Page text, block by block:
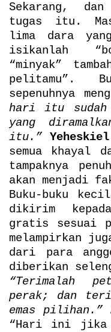
Sekarang,
tugas itu.
lima dara
isikanlah
“minyak”
pelitamu”.
sepenuhnya
hari itu
yang
itu.”
semua khayal
tampaknya
akan menjadi
Buku-buku
dikirim
gratis sesuai
melampirkan
dari para
diberikan
“Terimalah
perak; dan
emas pilihan.”
“Hari ini jika